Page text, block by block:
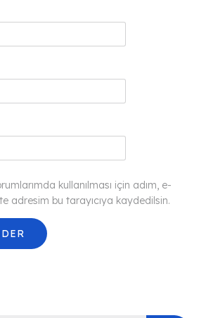
kullanılması için adım, e-
adresim bu tarayıcıya kaydedilsin.